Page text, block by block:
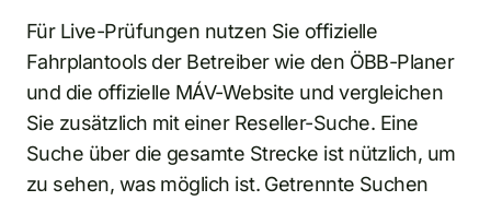
Für Live-Prüfungen nutzen Sie offizielle
Fahrplantools der Betreiber wie den ÖBB-Planer
und die offizielle MÁV-Website und vergleichen
Sie zusätzlich mit einer Reseller-Suche. Eine
Suche über die gesamte Strecke ist nützlich, um
zu sehen, was möglich ist. Getrennte Suchen